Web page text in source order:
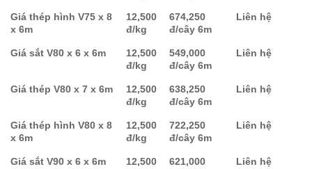
Giá thép hình V75 x 8
x 6m
12,500
đ/kg
674,250
đ/cây 6m
Liên hệ
Giá sắt V80 x 6 x 6m
12,500
đ/kg
549,000
đ/cây 6m
Liên hệ
Giá thép V80 x 7 x 6m
12,500
đ/kg
638,250
đ/cây 6m
Liên hệ
Giá thép hình V80 x 8
x 6m
12,500
đ/kg
722,250
đ/cây 6m
Liên hệ
Giá sắt V90 x 6 x 6m
12,500
621,000
Liên hệ